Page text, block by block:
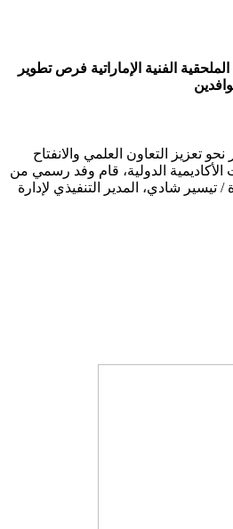
الفنية الإماراتية فرص تطوير
تعزيز التعاون العلمي والانفتاح
الدولية، قام وفد رسمي من
/ تيسير شادي، المدير التنفيذي لإدارة